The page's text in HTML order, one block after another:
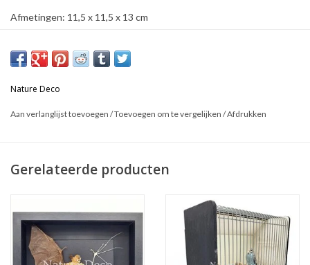
Afmetingen: 11,5 x 11,5 x 13 cm
de foto.
Nature Deco
Aan verlanglijst toevoegen /Toevoegen om te vergelijken /Afdrukken
Gerelateerde producten